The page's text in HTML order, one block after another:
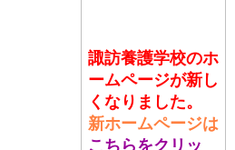
諏訪養護学校のホ
ームページが新し
くなりました。
新ホームページは
こちらをクリッ